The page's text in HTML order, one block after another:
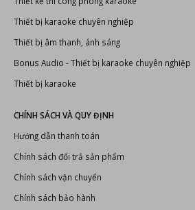
LIÊN KẾT
Đầu karaoke Hanet
Dàn karaoke chuyên nghiệp
Thiết kế thi công phòng karaoke
Thiết bị karaoke chuyên nghiệp
Thiết bị âm thanh, ánh sáng
Bonus Audio- Thiết bị karaoke chuyên nghiệp
Thiết bị karaoke
CHÍNH SÁCH VÀ QUY ĐỊNH